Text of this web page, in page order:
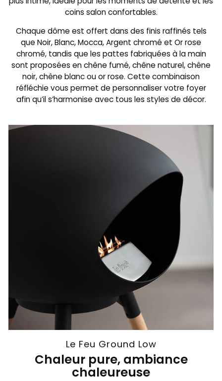
coins salon confortables.
Chaque dôme est offert dans des finis raffinés tels
que Noir, Blanc, Mocca, Argent chromé et Or rose
chromé, tandis que les pattes fabriquées à la main
sont proposées en chêne fumé, chêne naturel, chêne
noir, chêne blanc ou or rose. Cette combinaison
réfléchie vous permet de personnaliser votre foyer
afin qu’il s’harmonise avec tous les styles de décor.
Le Feu Ground Low
Chaleur pure, ambiance
chaleureuse